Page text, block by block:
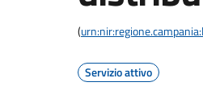
(
Servizio attivo